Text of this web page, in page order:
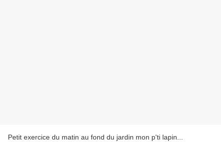
Petit exercice du matin au fond du jardin mon p'ti lapin...